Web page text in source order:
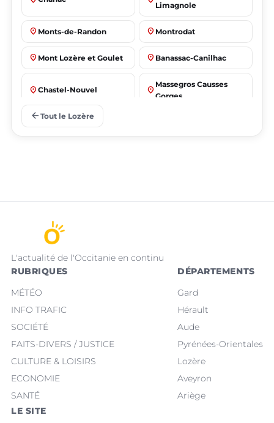
Limagnole
place Monts-de-Randon place Montrodat
place Mont Lozère et Goulet place Banassac-Canilhac
place Chastel-Nouvel place
Massegros Causses
Gorges
place Badaroux
arrow_back Tout le Lozère
L'actualité de l'Occitanie en continu
RUBRIQUES
MÉTÉO
INFO TRAFIC
SOCIÉTÉ
FAITS-DIVERS / JUSTICE
CULTURE & LOISIRS
ECONOMIE
SANTÉ
DÉPARTEMENTS
Gard
Hérault
Aude
Pyrénées-Orientales
Lozère
Aveyron
Ariège
LE SITE